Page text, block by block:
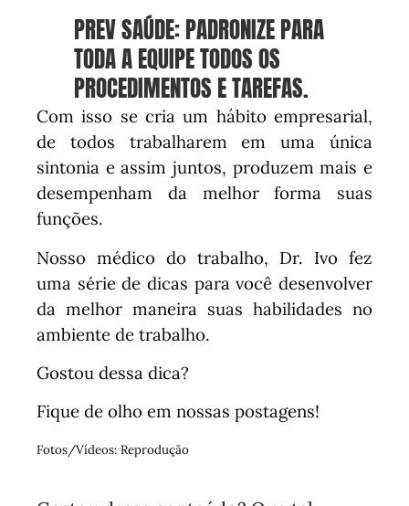
PREV SAÚDE: PADRONIZE PARA
TODA A EQUIPE TODOS OS
PROCEDIMENTOS E TAREFAS.
Com isso se cria um hábito empresarial,
de todos trabalharem em uma única
sintonia e assim juntos, produzem mais e
desempenham da melhor forma suas
funções.
Nosso médico do trabalho, Dr. Ivo fez
uma série de dicas para você desenvolver
da melhor maneira suas habilidades no
ambiente de trabalho.
Gostou dessa dica?
Fique de olho em nossas postagens!
Fotos/Vídeos: Reprodução